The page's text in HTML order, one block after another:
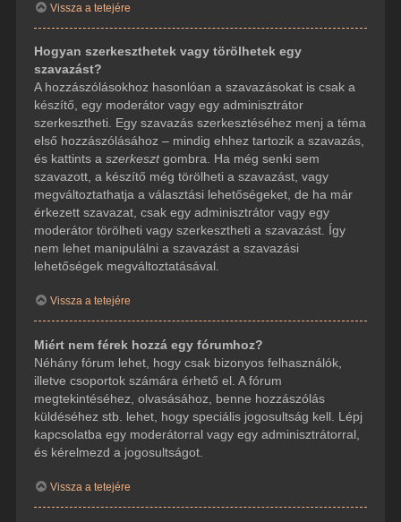
Vissza a tetejére
Hogyan szerkeszthetek vagy törölhetek egy
szavazást?
A hozzászólásokhoz hasonlóan a szavazásokat is csak a
készítő, egy moderátor vagy egy adminisztrátor
szerkesztheti. Egy szavazás szerkesztéséhez menj a téma
első hozzászólásához – mindig ehhez tartozik a szavazás,
és kattints a szerkesztgombra. Ha még senki sem
szavazott, a készítő még törölheti a szavazást, vagy
megváltoztathatja a választási lehetőségeket, de ha már
érkezett szavazat, csak egy adminisztrátor vagy egy
moderátor törölheti vagy szerkesztheti a szavazást. Így
nem lehet manipulálni a szavazást a szavazási
lehetőségek megváltoztatásával.
Vissza a tetejére
Miért nem férek hozzá egy fórumhoz?
Néhány fórum lehet, hogy csak bizonyos felhasználók,
illetve csoportok számára érhető el. A fórum
megtekintéséhez, olvasásához, benne hozzászólás
küldéséhez stb. lehet, hogy speciális jogosultság kell. Lépj
kapcsolatba egy moderátorral vagy egy adminisztrátorral,
és kérelmezd a jogosultságot.
Vissza a tetejére